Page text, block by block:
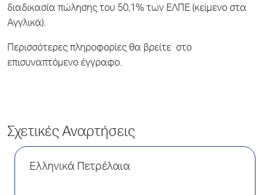
διαδικασία πώλησης του 50,1% των ΕΛΠΕ (κείμενο στα
Αγγλικά).
Περισσότερες πληροφορίες θα βρείτε στο
επισυναπτόμενο έγγραφο.
Σχετικές Αναρτήσεις
Ελληνικά Πετρέλαια